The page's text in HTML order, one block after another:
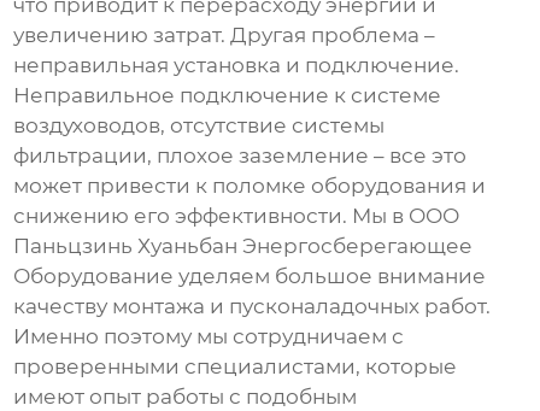
что приводит к перерасходу энергии и
увеличению затрат. Другая проблема –
неправильная установка и подключение.
Неправильное подключение к системе
воздуховодов, отсутствие системы
фильтрации, плохое заземление – все это
может привести к поломке оборудования и
снижению его эффективности. Мы в ООО
Паньцзинь Хуаньбан Энергосберегающее
Оборудование уделяем большое внимание
качеству монтажа и пусконаладочных работ.
Именно поэтому мы сотрудничаем с
проверенными специалистами, которые
имеют опыт работы с подобным